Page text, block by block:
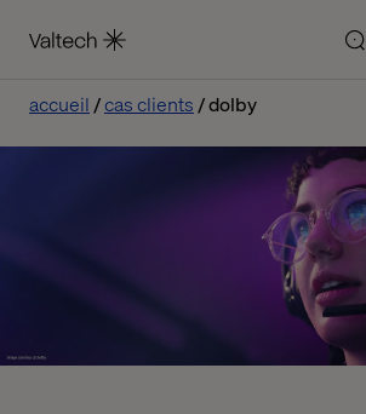
accueil cas clients dolby